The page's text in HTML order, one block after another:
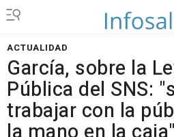
ACTUALIDAD
García, sobre la
Pública del SNS:
trabajar con la